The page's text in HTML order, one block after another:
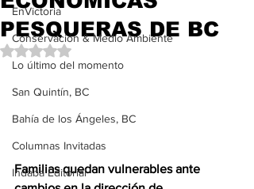
EnVictoria
Conservación & Medio Ambiente
Lo último del momento
San Quintín, BC
Bahía de los Ángeles, BC
Columnas Invitadas
Indaba Editorial
PESQUERAS DE BC
Obtuvo NaN de 5 estrellas.
Familias quedan vulnerables ante